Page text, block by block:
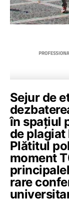
Sejur de
în spațiul
de plagiat
Plătitul
moment
rare